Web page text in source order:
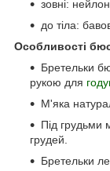
зовні:
до тіла:
Особливості
Бретельки
рукою для
М'яка
Під грудьми
грудей.
Бретельки